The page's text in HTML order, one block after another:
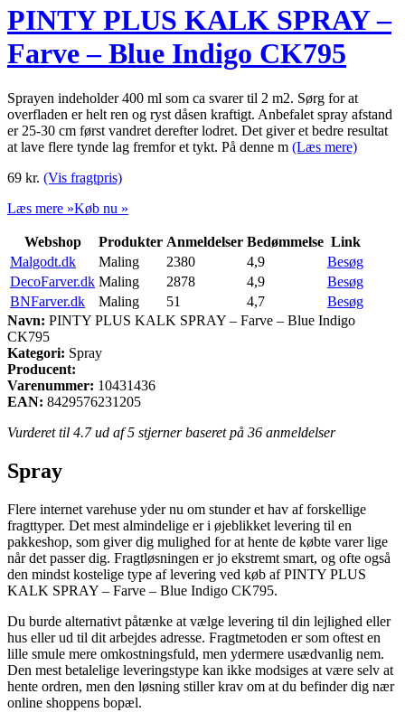
PINTY PLUS KALK SPRAY –
Farve – Blue Indigo CK795
Sprayen indeholder 400 ml som ca svarer til 2 m2. Sørg for at
overfladen er helt ren og ryst dåsen kraftigt. Anbefalet spray afstand
er 25-30 cm først vandret derefter lodret. Det giver et bedre resultat
at lave flere tynde lag fremfor et tykt. På denne m (Læs mere)
69 kr. (Vis fragtpris)
Læs mere »Køb nu »
Webshop Produkter Anmeldelser Bedømmelse Link
Malgodt.dk
Maling 2380 4,9
Besøg
DecoFarver.dk Maling 2878 4,9
Besøg
BNFarver.dk
Maling 51 4,7
Besøg
Navn: PINTY PLUS KALK SPRAY – Farve – Blue Indigo
CK795
Kategori: Spray
Producent:
Varenummer: 10431436
EAN: 8429576231205
Vurderet til 4.7ud af 5 stjerner baseret på 36 anmeldelser
Spray
Flere internet varehuse yder nu om stunder et hav af forskellige
fragttyper. Det mest almindelige er i øjeblikket levering til en
pakkeshop, som giver dig mulighed for at hente de købte varer lige
når det passer dig. Fragtløsningen er jo ekstremt smart, og ofte også
den mindst kostelige type af levering ved køb af PINTY PLUS
KALK SPRAY – Farve – Blue Indigo CK795.
Du burde alternativt påtænke at vælge levering til din lejlighed eller
hus eller ud til dit arbejdes adresse. Fragtmetoden er som oftest en
lille smule mere omkostningsfuld, men ydermere usædvanlig nem.
Den mest betalelige leveringstype kan ikke modsiges at være selv at
hente ordren, men den løsning stiller krav om at du befinder dig nær
online shoppens bopæl.